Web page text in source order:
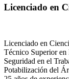
Licenciado en
Licenciado en
Técnico Superior en
Seguridad en el
Potabilización del